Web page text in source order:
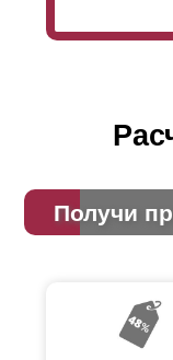
будет
Получи